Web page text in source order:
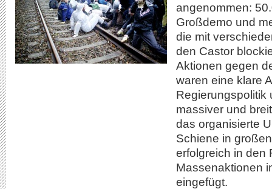
angenommen:
Großdemo und
die mit
den Castor
Aktionen gegen
waren eine klare
Regierungspolitik
massiver und
das organisierte
Schiene in
erfolgreich in den
Massenaktionen
eingefügt.